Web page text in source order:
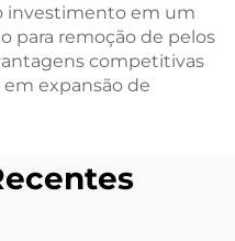
investimento em um
para remoção de pelos
competitivas
expansão de